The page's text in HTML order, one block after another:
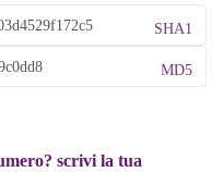
SHA1
MD5
scrivi la tua